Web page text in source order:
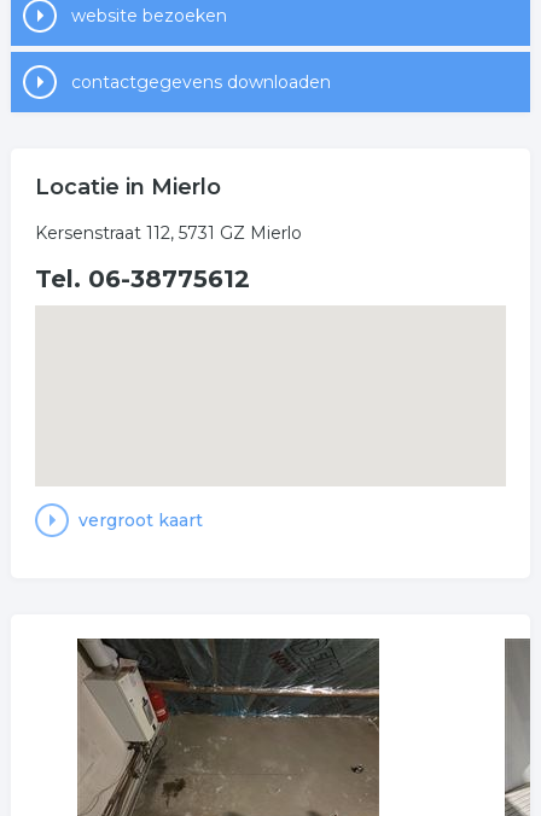
website bezoeken
contactgegevens downloaden
Locatie in Mierlo
Kersenstraat 112, 5731 GZ Mierlo
Tel. 06-38775612
vergroot kaart